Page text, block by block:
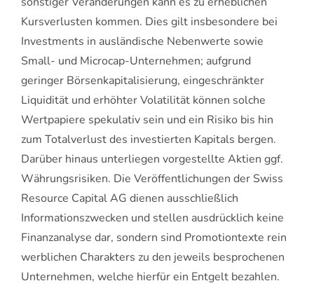
Kursverlusten kommen. Dies gilt insbesondere bei
Investments in ausländische Nebenwerte sowie
Small- und Microcap-Unternehmen; aufgrund
geringer Börsenkapitalisierung, eingeschränkter
Liquidität und erhöhter Volatilität können solche
Wertpapiere spekulativ sein und ein Risiko bis hin
zum Totalverlust des investierten Kapitals bergen.
Darüber hinaus unterliegen vorgestellte Aktien ggf.
Währungsrisiken. Die Veröffentlichungen der Swiss
Resource Capital AG dienen ausschließlich
Informationszwecken und stellen ausdrücklich keine
Finanzanalyse dar, sondern sind Promotiontexte rein
werblichen Charakters zu den jeweils besprochenen
Unternehmen, welche hierfür ein Entgelt bezahlen.